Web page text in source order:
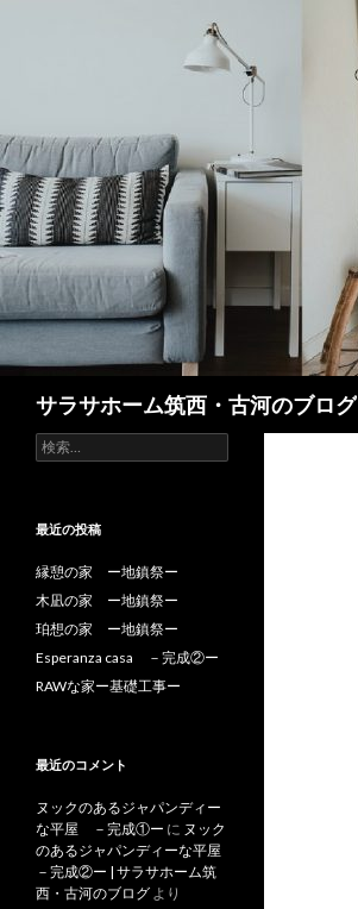
サラサホーム筑西・古河のブログ
検
索:
最近の投稿
縁憩の家 ー地鎮祭ー
木凪の家 ー地鎮祭ー
珀想の家 ー地鎮祭ー
Esperanza casa －完成②ー
RAWな家ー基礎工事ー
最近のコメント
ヌックのあるジャパンディー
な平屋 －完成①ー に ヌック
のあるジャパンディーな平屋
－完成②ー | サラサホーム筑
西・古河のブログ より